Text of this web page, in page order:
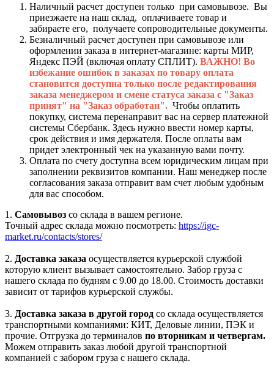
Наличный расчет доступен только при самовывозе. Вы
приезжаете на наш склад, оплачиваете товар и
забираете его, получаете сопроводительные документы.
Безналичный расчет доступен при самовывозе или
оформлении заказа в интернет-магазине: карты МИР,
Яндекс ПЭЙ (включая оплату СПЛИТ). ВАЖНО! Во
избежание ошибок в заказах по товару оплата
становится доступна только после редактирования
заказа менеджером и смене статуса заказа с "Заказ
принят" на "Заказ обработан". Чтобы оплатить
покупку, система перенаправит вас на сервер платежной
системы Сбербанк. Здесь нужно ввести номер карты,
срок действия и имя держателя. После оплаты вам
придет электронный чек на указанную вами почту.
Оплата по счету доступна всем юридическим лицам при
заполнении реквизитов компании. Наш менеджер после
согласования заказа отправит вам счет любым удобным
для вас способом.
1. Самовывоз со склада в вашем регионе.
Точный адрес склада можно посмотреть: https://igc-
market.ru/contacts/stores/
2. Доставка заказа осуществляется курьерской службой
которую клиент вызывает самостоятельно. Забор груза с
нашего склада по будням с 9.00 до 18.00. Стоимость доставки
зависит от тарифов курьерской службы.
3. Доставка заказа в другой город со склада осуществляется
транспортными компаниями: КИТ, Деловые линии, ПЭК и
прочие. Отгрузка до терминалов по вторникам и четвергам.
Можем отправить заказ любой другой транспортной
компанией с забором груза с нашего склада.